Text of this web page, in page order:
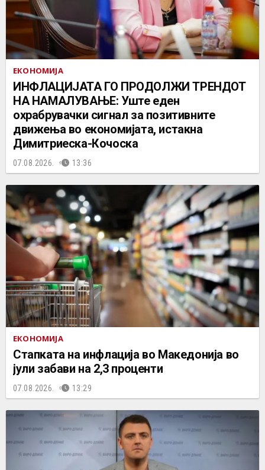
ЕКОНОМИЈА
ИНФЛАЦИЈАТА ГО ПРОДОЛЖИ ТРЕНДОТ
НА НАМАЛУВАЊЕ: Уште еден
охрабрувачки сигнал за позитивните
движења во економијата, истакна
Димитриеска-Кочоска
07.08.2026. 13:36
ЕКОНОМИЈА
Стапката на инфлација во Македонија во
јули забави на 2,3 проценти
07.08.2026. 13:29